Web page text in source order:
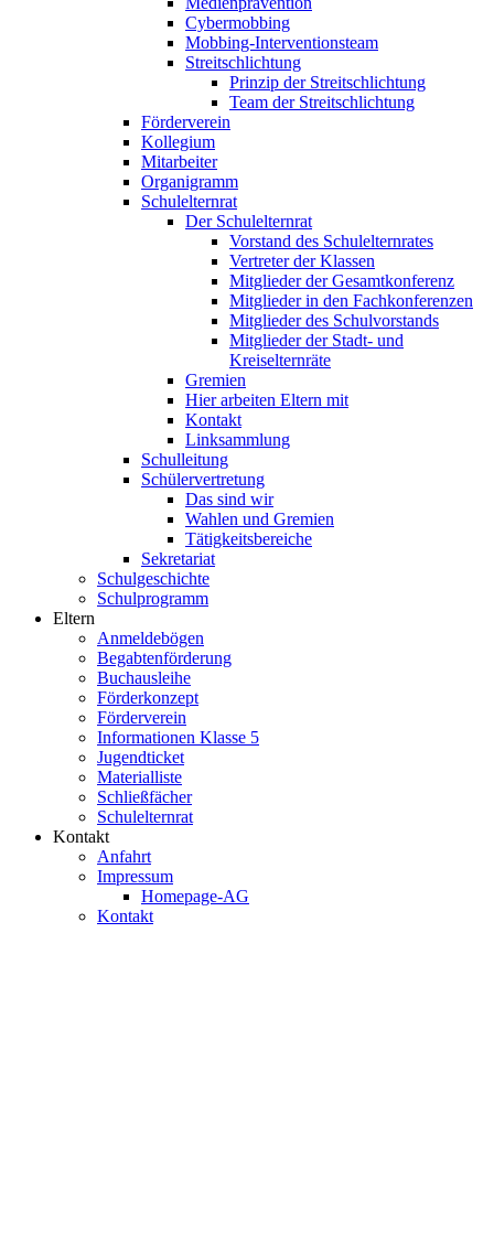
Cybermobbing
Mobbing-Interventionsteam
Streitschlichtung
Prinzip der Streitschlichtung
Team der Streitschlichtung
Förderverein
Kollegium
Mitarbeiter
Organigramm
Schulelternrat
Der Schulelternrat
Vorstand des Schulelternrates
Vertreter der Klassen
Mitglieder der Gesamtkonferenz
Mitglieder in den Fachkonferenzen
Mitglieder des Schulvorstands
Mitglieder der Stadt- und
Kreiselternräte
Gremien
Hier arbeiten Eltern mit
Kontakt
Linksammlung
Schulleitung
Schülervertretung
Das sind wir
Wahlen und Gremien
Tätigkeitsbereiche
Sekretariat
Schulgeschichte
Schulprogramm
Eltern
Anmeldebögen
Begabtenförderung
Buchausleihe
Förderkonzept
Förderverein
Informationen Klasse 5
Jugendticket
Materialliste
Schließfächer
Schulelternrat
Kontakt
Anfahrt
Impressum
Homepage-AG
Kontakt